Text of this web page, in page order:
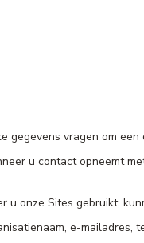
gegevens vragen om
u contact opneemt
onze Sites gebruikt,
e-